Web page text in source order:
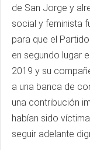
de San Jorge y
social y feminista
para que el
en segundo lugar
2019 y su
a una banca de
una contribución
habían sido
seguir adelante